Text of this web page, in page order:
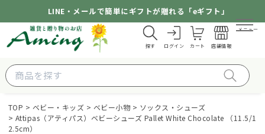
LINE・メールで簡単にギフトが贈れる「eギフト」
探す ログイン カート 店舗情報
メニュー
TOP ベビー・キッズ ベビー小物
ソックス・シューズ
Attipas（アティパス）ベビーシューズ Pallet White Chocolate （11.5/1
2.5cm）